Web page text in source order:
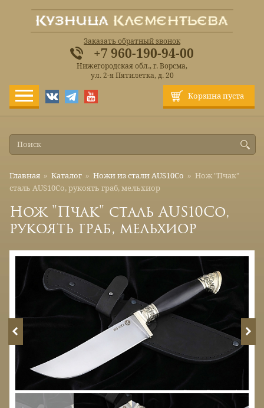
Корзина пуста
Заказать обратный звонок
+7 960-190-94-00
Нижегородская обл., г. Ворсма,
ул. 2-я Пятилетка, д. 20
Главная » Каталог » Ножи из стали AUS10Co » Нож "Пчак"
сталь AUS10Co, рукоять граб, мельхиор
Нож "Пчак" сталь AUS10Co,
рукоять граб, мельхиор